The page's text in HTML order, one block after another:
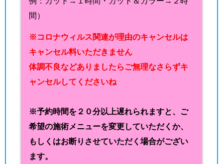
間）
※コロナウィルス関連が理由のキャンセルは
キャンセル料いただきません
体調不良などありましたらご無理なさらずキ
ャンセルしてくださいね
※予約時間を２０分以上遅れられますと、ご
希望の施術メニューを変更していただくか、
もしくはお断りさせていただく場合がござい
ます。